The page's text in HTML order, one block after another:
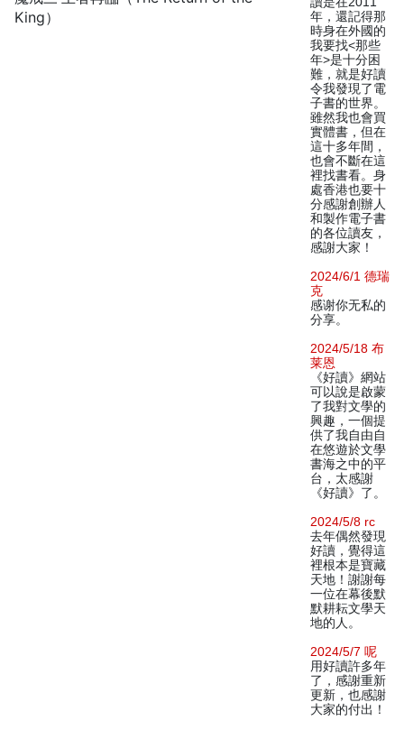
King）
年，還記得那
時身在外國的
我要找<那些
年>是十分困
難，就是好讀
令我發現了電
子書的世界。
雖然我也會買
實體書，但在
這十多年間，
也會不斷在這
裡找書看。身
處香港也要十
分感謝創辦人
和製作電子書
的各位讀友，
感謝大家！
2024/6/1 德瑞
克
感谢你无私的
分享。
2024/5/18 布
莱恩
《好讀》網站
可以說是啟蒙
了我對文學的
興趣，一個提
供了我自由自
在悠遊於文學
書海之中的平
台，太感謝
《好讀》了。
2024/5/8 rc
去年偶然發現
好讀，覺得這
裡根本是寶藏
天地！謝謝每
一位在幕後默
默耕耘文學天
地的人。
2024/5/7 呢
用好讀許多年
了，感謝重新
更新，也感謝
大家的付出！